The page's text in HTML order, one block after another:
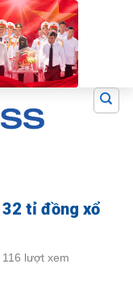
tỉ đồng xổ
116 lượt xem